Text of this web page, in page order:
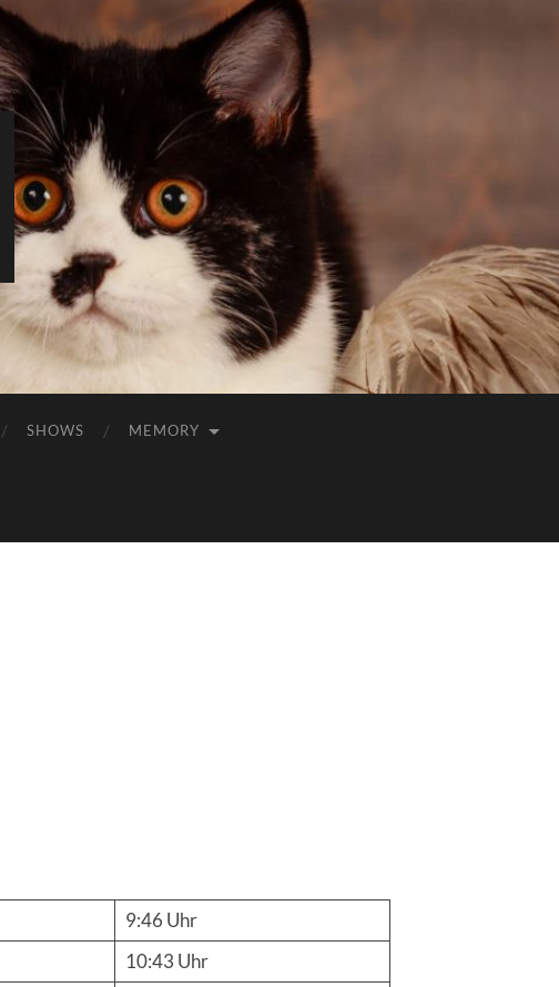
SHOWS MEMORY
9:46 Uhr
10:43 Uhr